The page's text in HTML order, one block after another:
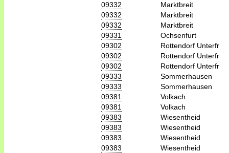
09332
Marktbreit
09332
Marktbreit
09332
Marktbreit
09331
Ochsenfurt
09302
Rottendorf Unterfr
09302
Rottendorf Unterfr
09302
Rottendorf Unterfr
09333
Sommerhausen
09333
Sommerhausen
09381
Volkach
09381
Volkach
09383
Wiesentheid
09383
Wiesentheid
09383
Wiesentheid
09383
Wiesentheid